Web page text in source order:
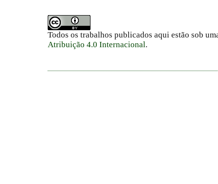
Todos os trabalhos publicados aqui estão sob
Atribuição 4.0 Internacional.